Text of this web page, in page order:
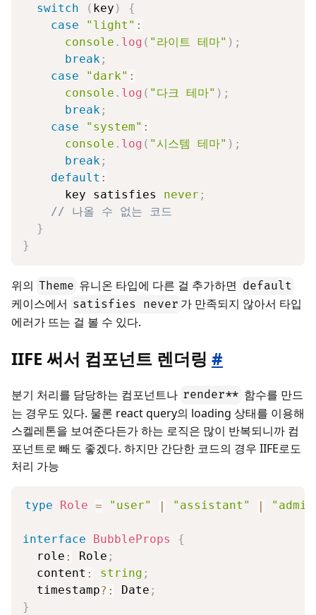
switch
( key )
{
case
"light" :
console . log ( "라이트 테마" ) ;
break ;
case
"dark" :
console . log ( "다크 테마" ) ;
break ;
case
"system" :
console . log ( "시스템 테마" ) ;
break ;
default :
      key satisfies
never ;
// 나올 수 없는 코드
}
}
위의 Theme 유니온 타입에 다른 걸 추가하면 default
케이스에서 satisfies never 가 만족되지 않아서 타입
에러가 뜨는 걸 볼 수 있다.
IIFE 써서 컴포넌트 렌더링 #
분기 처리를 담당하는 컴포넌트나 render** 함수를 만드
는 경우도 있다. 물론 react query의 loading 상태를 이용해
스켈레톤을 보여준다든가 하는 로직은 많이 반복되니까 컴
포넌트로 빼도 좋겠다. 하지만 간단한 코드의 경우 IIFE로도
처리 가능
type Role = "user" | "assistant" |
interface BubbleProps
{
  role
: Role ;
  content
: string ;
  timestamp
? : Date ;
}